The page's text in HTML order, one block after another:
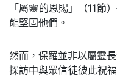
「屬靈的恩賜」（11
能堅固他們。
然而，保羅並非以屬靈
探訪中與眾信徒彼此祝